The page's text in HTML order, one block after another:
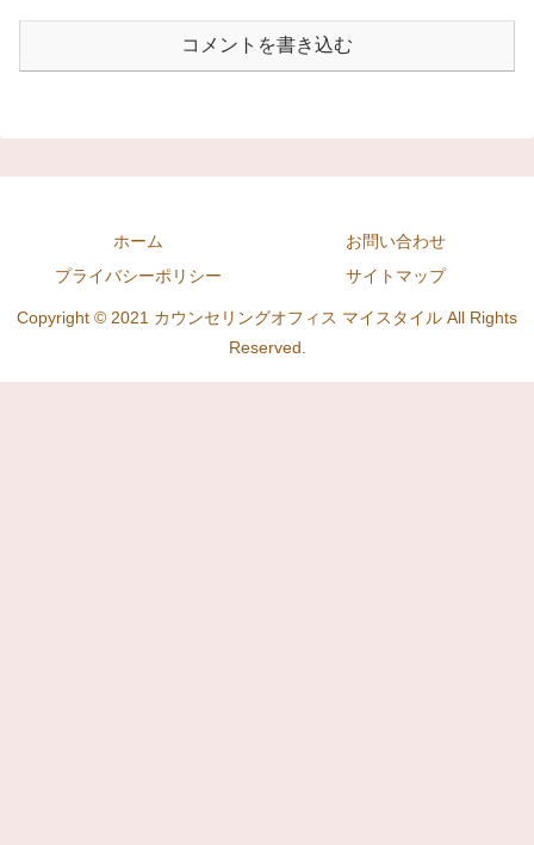
コメントを書き込む
ホーム
お問い合わせ
プライバシーポリシー
サイトマップ
Copyright © 2021 カウンセリングオフィス マイスタイル All Rights
Reserved.